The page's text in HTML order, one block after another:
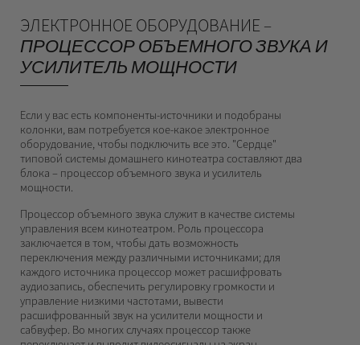
ЭЛЕКТРОННОЕ ОБОРУДОВАНИЕ–
ПРОЦЕССОР ОБЪЕМНОГО ЗВУКА И
УСИЛИТЕЛЬ МОЩНОСТИ
Если у вас есть компоненты-источники и подобраны
колонки, вам потребуется кое-какое электронное
оборудование, чтобы подключить все это. "Сердце"
типовой системы домашнего кинотеатра составляют два
блока – процессор объемного звука и усилитель
мощности.
Процессор объемного звука служит в качестве системы
управления всем кинотеатром. Роль процессора
заключается в том, чтобы дать возможность
переключения между различными источниками; для
каждого источника процессор может расшифровать
аудиозапись, обеспечить регулировку громкости и
управление низкими частотами, вывести
расшифрованный звук на усилители мощности и
сабвуфер. Во многих случаях процессор также